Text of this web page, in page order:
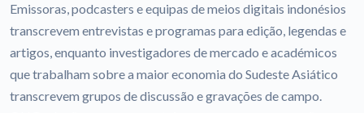
Emissoras, podcasters e equipas de meios digitais indonésios
transcrevem entrevistas e programas para edição, legendas e
artigos, enquanto investigadores de mercado e académicos
que trabalham sobre a maior economia do Sudeste Asiático
transcrevem grupos de discussão e gravações de campo.